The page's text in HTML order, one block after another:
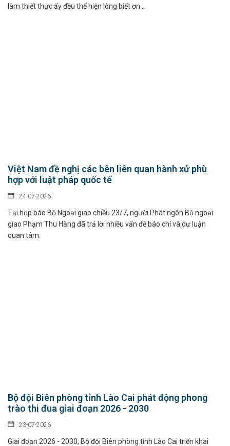
làm thiết thực ấy đều thể hiện lòng biết ơn...
Việt Nam đề nghị các bên liên quan hành xử phù
hợp với luật pháp quốc tế
24-07-2026
Tại họp báo Bộ Ngoại giao chiều 23/7, người Phát ngôn Bộ ngoại
giao Phạm Thu Hằng đã trả lời nhiều vấn đề báo chí và dư luận
quan tâm.
Bộ đội Biên phòng tỉnh Lào Cai phát động phong
trào thi đua giai đoạn 2026 - 2030
23-07-2026
Giai đoạn 2026 - 2030, Bộ đội Biên phòng tỉnh Lào Cai triển khai